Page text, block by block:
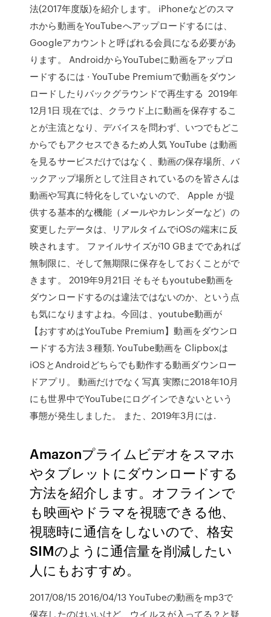
法(2017年度版)を紹介します。 iPhoneなどのスマ
ホから動画をYouTubeへアップロードするには、
Googleアカウントと呼ばれる会員になる必要があ
ります。 AndroidからYouTubeに動画をアップロ
ードするには · YouTube Premiumで動画をダウン
ロードしたりバックグラウンドで再生する 2019年
12月1日 現在では、クラウド上に動画を保存するこ
とが主流となり、デバイスを問わず、いつでもどこ
からでもアクセスできるため人気 YouTube は動画
を見るサービスだけではなく、動画の保存場所、バ
ックアップ場所として注目されているのを皆さんは
動画や写真に特化をしていないので、 Apple が提
供する基本的な機能（メールやカレンダーなど）の
変更したデータは、リアルタイムでiOSの端末に反
映されます。 ファイルサイズが10 GBまでであれば
無制限に、そして無期限に保存をしておくことがで
きます。 2019年9月21日 そもそもyoutube動画を
ダウンロードするのは違法ではないのか、という点
も気になりますよね。今回は、youtube動画が
【おすすめはYouTube Premium】動画をダウンロ
ードする方法３種類. YouTube動画を Clipboxは
iOSとAndroidどちらでも動作する動画ダウンロー
ドアプリ。 動画だけでなく写真 実際に2018年10月
にも世界中でYouTubeにログインできないという
事態が発生しました。 また、2019年3月には.
Amazonプライムビデオをスマホ
やタブレットにダウンロードする
方法を紹介します。オフラインで
も映画やドラマを視聴できる他、
視聴時に通信をしないので、格安
SIMのように通信量を削減したい
人にもおすすめ。
2017/08/15 2016/04/13 YouTubeの動画をmp3で
保存したのはいいけど、ウイルスが入ってる？と疑